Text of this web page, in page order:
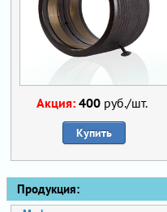
Акция: 400 руб./шт.
Купить
Продукция: